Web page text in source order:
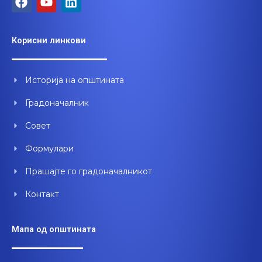
a
e
b
o
k
o
t
u
b
i
k
e
d
n
Корисни линкови
Историја на општината
Градоначалник
Совет
Формулари
Прашајте го градоначалникот
Контакт
Мапа од општината